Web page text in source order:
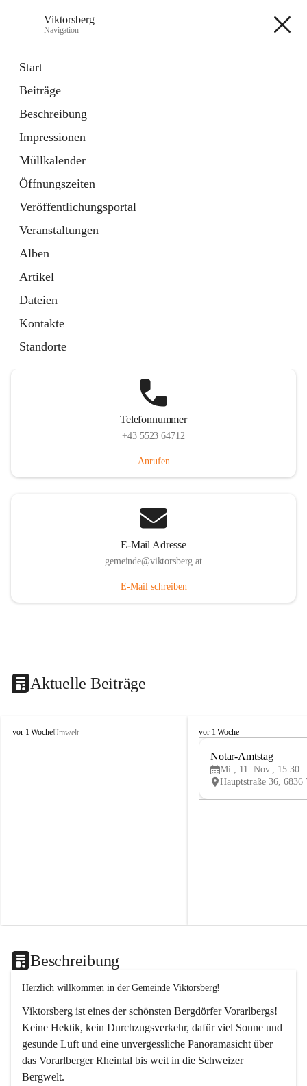
Viktorsberg
Navigation
Start
Beiträge
Beschreibung
Impressionen
Müllkalender
Öffnungszeiten
Veröffentlichungsportal
Veranstaltungen
Alben
Artikel
Dateien
Kontakte
Standorte
1 Schnellzugriff
Bürgerservice
10 Schnellzugriffe
Telefonnummer
+43 5523 64712
Anrufen
E-Mail Adresse
gemeinde@viktorsberg.at
E-Mail schreiben
Aktuelle Beiträge
V
vor 1 WocheUmwelt
V
vor 1 Woche
Notar-Amtstag
Mi., 11. Nov., 15:30
Beschreibung
Herzlich willkommen in der Gemeinde Viktorsberg!
Viktorsberg ist eines der schönsten Bergdörfer Vorarlbergs!
Keine Hektik, kein Durchzugsverkehr, dafür viel Sonne und
gesunde Luft und eine unvergessliche Panoramasicht über
das Vorarlberger Rheintal bis weit in die Schweizer
Bergwelt.